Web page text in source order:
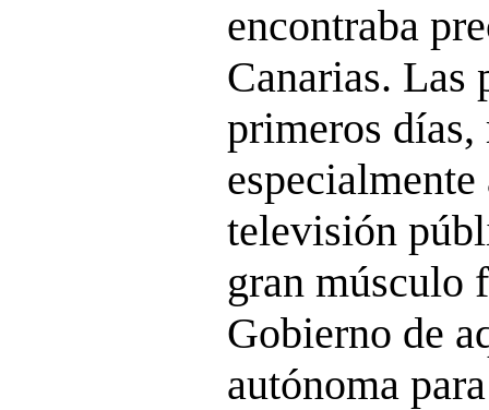
encontraba
Canarias. Las
primeros días,
televisión
gran músculo
Gobierno de
autónoma